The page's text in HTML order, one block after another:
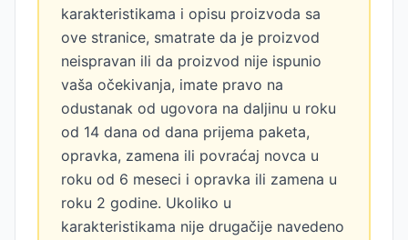
karakteristikama i opisu proizvoda sa
ove stranice, smatrate da je proizvod
neispravan ili da proizvod nije ispunio
vaša očekivanja, imate pravo na
odustanak od ugovora na daljinu u roku
od 14 dana od dana prijema paketa,
opravka, zamena ili povraćaj novca u
roku od 6 meseci i opravka ili zamena u
roku 2 godine. Ukoliko u
karakteristikama nije drugačije navedeno